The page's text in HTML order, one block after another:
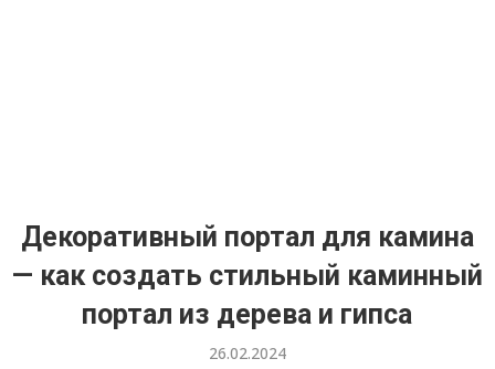
Декоративный портал для камина
— как создать стильный каминный
портал из дерева и гипса
26.02.2024